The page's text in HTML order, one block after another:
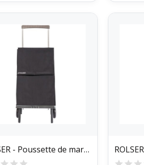
ROLSER - Poussette de marché 2 roues sac...